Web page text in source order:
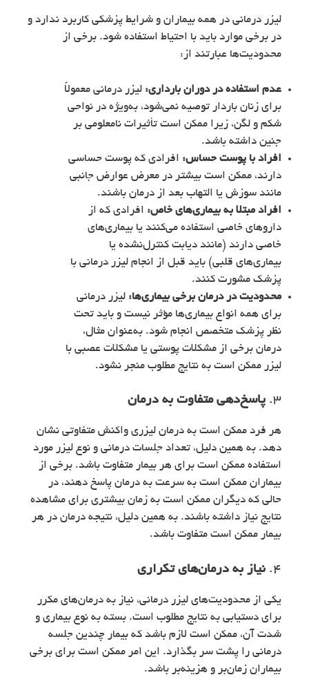
لیزر درمانی در همه بیماران و شرایط پزشکی کاربرد ندارد و
در برخی موارد باید با احتیاط استفاده شود. برخی از
محدودیت‌ها عبارتند از:
عدم استفاده در دوران بارداری: لیزر درمانی معمولاً
برای زنان باردار توصیه نمی‌شود، به‌ویژه در نواحی
شکم و لگن، زیرا ممکن است تأثیرات نامعلومی بر
جنین داشته باشد.
افراد با پوست حساس: افرادی که پوست حساسی
دارند، ممکن است بیشتر در معرض عوارض جانبی
مانند سوزش یا التهاب بعد از درمان باشند.
افراد مبتلا به بیماری‌های خاص: افرادی که از
داروهای خاصی استفاده می‌کنند یا بیماری‌های
خاصی دارند (مانند دیابت کنترل‌نشده یا
بیماری‌های قلبی) باید قبل از انجام لیزر درمانی با
پزشک مشورت کنند.
محدودیت در درمان برخی بیماری‌ها: لیزر درمانی
برای همه انواع بیماری‌ها مؤثر نیست و باید تحت
نظر پزشک متخصص انجام شود. به‌عنوان مثال،
درمان برخی از مشکلات پوستی یا مشکلات عصبی با
لیزر ممکن است به نتایج مطلوب منجر نشود.
3. پاسخ‌دهی متفاوت به درمان
هر فرد ممکن است به درمان لیزری واکنش متفاوتی نشان
دهد. به همین دلیل، تعداد جلسات درمانی و نوع لیزر مورد
استفاده ممکن است برای هر بیمار متفاوت باشد. برخی از
بیماران ممکن است به سرعت به درمان پاسخ دهند، در
حالی که دیگران ممکن است به زمان بیشتری برای مشاهده
نتایج نیاز داشته باشند. به همین دلیل، نتیجه درمان در هر
بیمار ممکن است متفاوت باشد.
4. نیاز به درمان‌های تکراری
یکی از محدودیت‌های لیزر درمانی، نیاز به درمان‌های مکرر
برای دستیابی به نتایج مطلوب است. بسته به نوع بیماری و
شدت آن، ممکن است لازم باشد که بیمار چندین جلسه
درمانی را پشت سر بگذارد. این امر ممکن است برای برخی
بیماران زمان‌بر و هزینه‌بر باشد.